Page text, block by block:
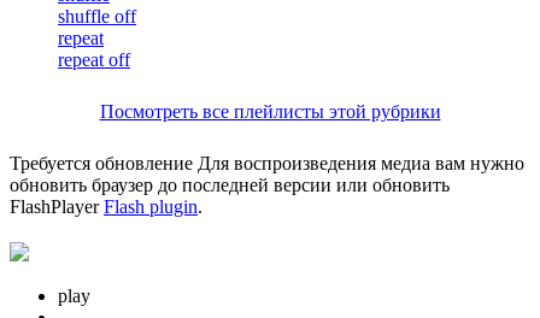
shuffle off
repeat
repeat off
Посмотреть все плейлисты этой рубрики
Требуется обновление Для воспроизведения медиа вам нужно
обновить браузер до последней версии или обновить
FlashPlayerFlash plugin.
play